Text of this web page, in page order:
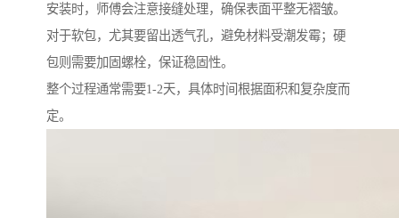
安装时，师傅会注意接缝处理，确保表面平整无褶皱。
对于软包，尤其要留出透气孔，避免材料受潮发霉；硬
包则需要加固螺栓，保证稳固性。
整个过程通常需要1-2天，具体时间根据面积和复杂度而
定。